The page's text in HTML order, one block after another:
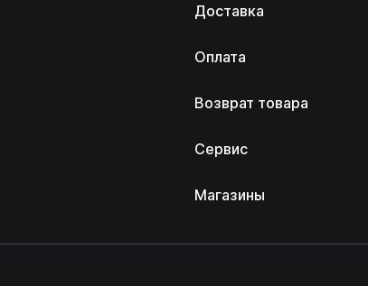
Доставка
Оплата
Возврат товара
Сервис
Магазины